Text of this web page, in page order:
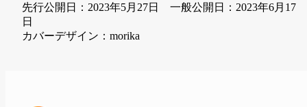
先行公開日：2023年5月27日 一般公開日：2023年6月17
日
カバーデザイン：morika